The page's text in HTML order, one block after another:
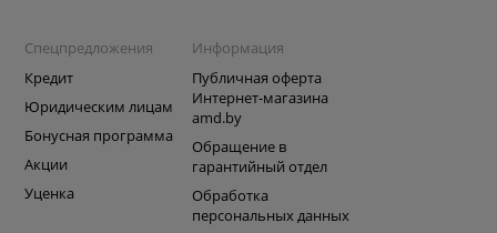
Спецпредложения
Кредит
Юридическим лицам
Бонусная программа
Акции
Уценка
Информация
Публичная оферта
Интернет-магазина
amd.by
Обращение в
гарантийный отдел
Обработка
персональных данных